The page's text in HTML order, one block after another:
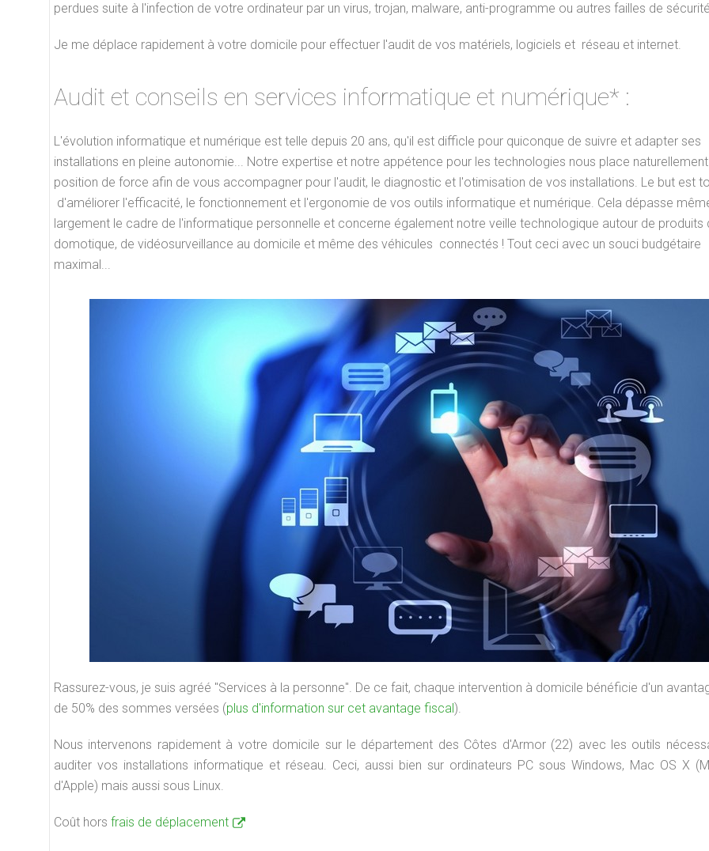
perdues suite à l'infection de votre ordinateur par un virus, trojan, malware, anti-programme ou autres failles de
Je me déplace rapidement à votre domicile pour effectuer l'audit de vos matériels, logiciels et réseau et internet.
Audit et conseils en services informatique et numérique* :
L'évolution informatique et numérique est telle depuis 20 ans, qu'il est difficle pour quiconque de suivre et adapter ses
installations en pleine autonomie... Notre expertise et notre appétence pour les technologies nous place
position de force afin de vous accompagner pour l'audit, le diagnostic et l'otimisation de vos installations. Le but est
d'améliorer l'efficacité, le fonctionnement et l'ergonomie de vos outils informatique et numérique. Cela dépasse
largement le cadre de l'informatique personnelle et concerne également notre veille technologique autour de produits
domotique, de vidéosurveillance au domicile et même des véhicules connectés ! Tout ceci avec un souci budgétaire
maximal...
Rassurez-vous, je suis agréé "Services à la personne". De ce fait, chaque intervention à domicile bénéficie d'un
de 50% des sommes versées (plus d'information sur cet avantage fiscal).
Nous intervenons rapidement à votre domicile sur le département des Côtes d'Armor (22) avec les outils
auditer vos installations informatique et réseau. Ceci, aussi bien sur ordinateurs PC sous Windows, Mac OS X
d'Apple) mais aussi sous Linux.
Coût hors frais de déplacement
Dépannage d'une pièce
d'ordinateur portable
Désinfection virale,
malwares, adwares
Récupération de données